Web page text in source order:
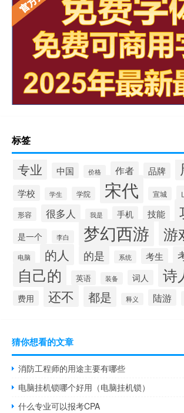
标签
专业 中国 价格 作者 品牌
学校 学生 学院 宋代 宣城
形容 很多人 我是 手机 技能
是一个
李白 梦幻西游 游
电脑 的人 的是 系统 考生
自己的 英语 装备 词人 诗
费用 还不 都是 释义 陆游
猜你想看的文章
消防工程师的用途主要有哪些
电脑挂机锁哪个好用（电脑挂机锁）
什么专业可以报考CPA